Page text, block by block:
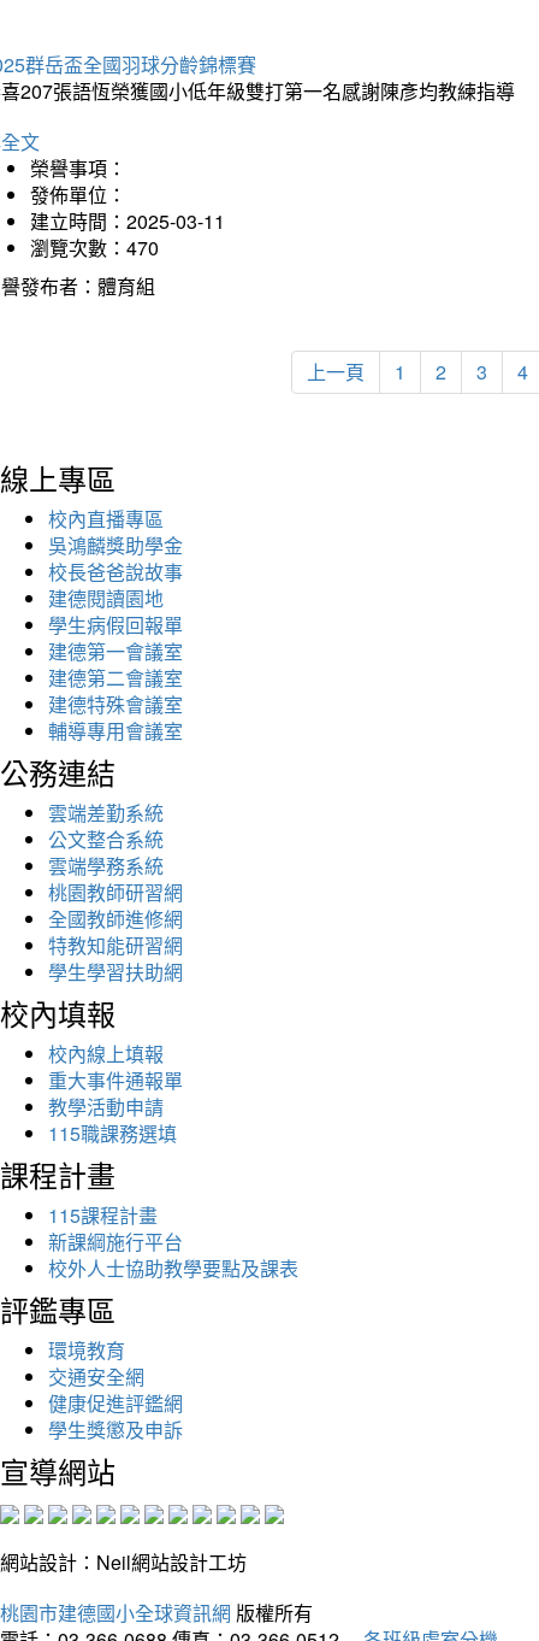
群岳盃全國羽球分齡錦標賽
207張語恆榮獲國小低年級雙打第一名感謝陳彥均教練指導
文
榮譽事項：
發佈單位：
建立時間：2025-03-11
瀏覽次數：470
發布者：體育組
上一頁 1 2 3 4
線上專區
校內直播專區
吳鴻麟獎助學金
校長爸爸說故事
建德閱讀園地
學生病假回報單
建德第一會議室
建德第二會議室
建德特殊會議室
輔導專用會議室
公務連結
雲端差勤系統
公文整合系統
雲端學務系統
桃園教師研習網
全國教師進修網
特教知能研習網
學生學習扶助網
校內填報
校內線上填報
重大事件通報單
教學活動申請
115職課務選填
課程計畫
115課程計畫
新課綱施行平台
校外人士協助教學要點及課表
評鑑專區
環境教育
交通安全網
健康促進評鑑網
學生獎懲及申訴
宣導網站
網站設計：Neil網站設計工坊
桃園市建德國小全球資訊網 版權所有